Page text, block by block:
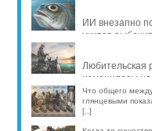
ИИ внезапно
учится
Любительская
изменилась:
компактные
Что общего
глянцевыми
[..]